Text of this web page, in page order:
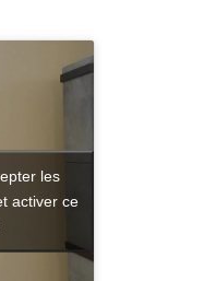
les
activer ce